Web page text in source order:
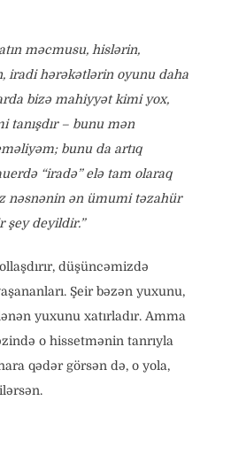
məcmusu, hislərin,
iradi hərəkətlərin oyunu daha
bizə mahiyyət kimi yox,
tanışdır – bunu mən
bunu da artıq
“iradə” elə tam olaraq
nəsnənin ən ümumi təzahür
şey deyildir.”
düşüncəmizdə
Şeir bəzən yuxunu,
yuxunu xatırladır. Amma
o hissetmənin tanrıyla
qədər görsən də, o yola,